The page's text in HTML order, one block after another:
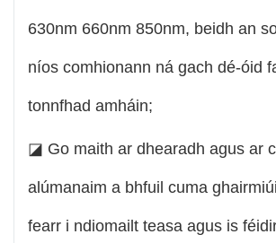
630nm 660nm 850nm, beidh an
níos comhionann ná gach dé-óid
tonnfhad amháin;
◪ Go maith ar dhearadh agus ar
alúmanaim a bhfuil cuma
fearr i ndiomailt teasa agus is